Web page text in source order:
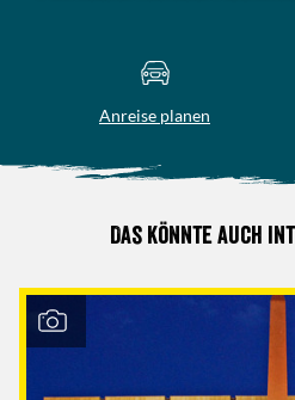
Anreise planen
Das könnte auch